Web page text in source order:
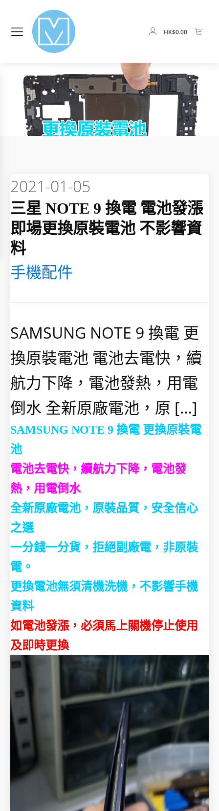
HK$0.00
2021-01-05
三星 NOTE 9 換電 電池發漲
即場更換原裝電池 不影響資
料
手機配件
SAMSUNG NOTE 9 換電 更
換原裝電池 電池去電快，續
航力下降，電池發熱，用電
倒水 全新原廠電池，原 […]
SAMSUNG NOTE 9 換電 更換原裝電
池
電池去電快，續航力下降，電池發
熱，用電倒水
全新原廠電池，原裝品質，安全信心
之選
一分錢一分貨，拒絕副廠電，非原裝
電。
更換電池無須清機洗機，不影響手機
資料
如電池發漲，必須馬上關機停止使用
及即時更換